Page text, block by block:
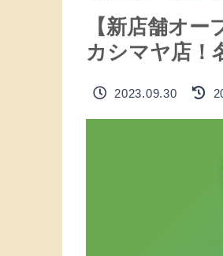
【新店舗オ
カシマヤ店！
2023.09.30